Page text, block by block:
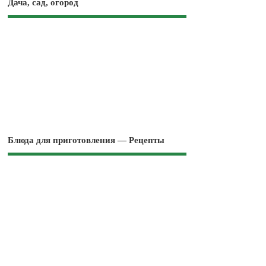
Дача, сад, огород
Блюда для приготовления — Рецепты